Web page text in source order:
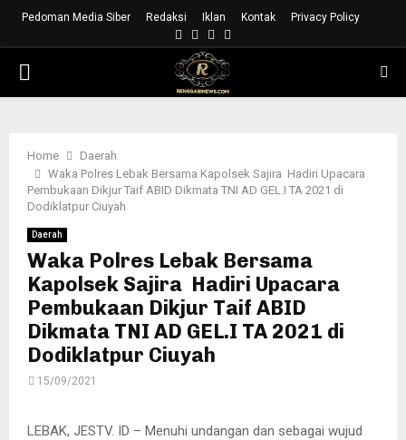
Pedoman Media Siber Redaksi Iklan Kontak Privacy Policy
Facebook
Instagram
Youtube
PRIMARY
Home
Daerah
Waka Polres Lebak Bersama Kapolsek Sajira Hadiri Upacara
Pembukaan Dikjur Taif ABID Dikmata TNI AD GEL.I TA 2021 di
Dodiklatpur Ciuyah
Daerah
Waka Polres Lebak Bersama
Kapolsek Sajira Hadiri Upacara
Pembukaan Dikjur Taif ABID
Dikmata TNI AD GEL.I TA 2021 di
Dodiklatpur Ciuyah
15/09/2021
LEBAK, JESTV. ID – Menuhi undangan dan sebagai wujud